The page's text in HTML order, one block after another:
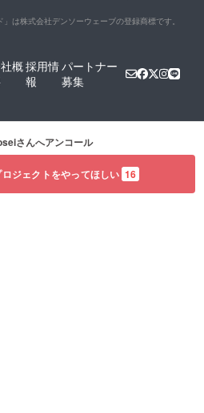
」は株式会社デンソーウェーブの登録商標です。
概採用情
報
パートナー
募集
さんへアンコール
ジェクトをやってほしい 16